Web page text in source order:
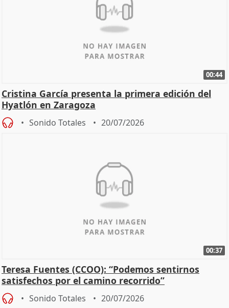
00:44
Cristina García presenta la primera edición del
Hyatlón en Zaragoza
Sonido Totales 20/07/2026
00:37
Teresa Fuentes (CCOO): “Podemos sentirnos
satisfechos por el camino recorrido”
Sonido Totales 20/07/2026